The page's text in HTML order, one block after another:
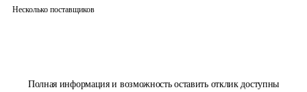
Полная информация и возможность оставить отклик доступны
Несколько поставщиков